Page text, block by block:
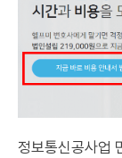
정보통신공사업